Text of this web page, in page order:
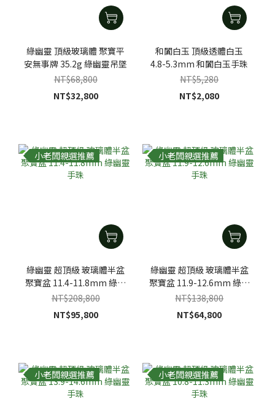
綠幽靈 頂級玻璃體 聚寶平
安無事牌 35.2g 綠幽靈吊墜
NT$68,800
NT$32,800
和闐白玉 頂級透體白玉
4.8-5.3mm 和闐白玉手珠
NT$5,280
NT$2,080
小老闆親選推薦
綠幽靈 超頂級 玻璃體半盆
聚寶盆 11.4-11.8mm 綠幽
靈手珠
NT$208,800
NT$95,800
小老闆親選推薦
綠幽靈 超頂級 玻璃體半盆
聚寶盆 11.9-12.6mm 綠幽
靈手珠
NT$138,800
NT$64,800
小老闆親選推薦 小老闆親選推薦